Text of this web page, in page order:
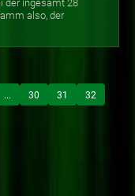
der ingesamt 28
also, der
... 30 31 32